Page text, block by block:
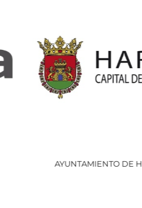
AYUNTAMIENTO DE HARO